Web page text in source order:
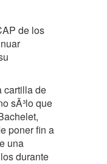
de los
cartilla de
sÃ³lo que
poner fin a
una
durante